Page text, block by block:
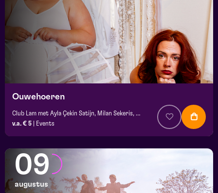
Ouwehoeren
Club Lam met Ayla Çekin Satijn, Milan Sekeris, Dic van Duin, Jean-Baptiste Rey e.a.
v.a. € 5
Events
09
augustus